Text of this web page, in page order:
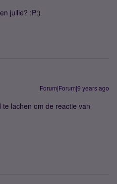
jullie? :P:)
Forum|Forum|9 years ago
lachen om de reactie van